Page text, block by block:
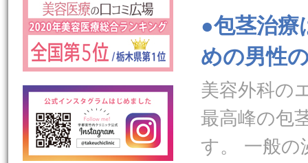
●包茎治
めの男性
美容外科の
最高峰の包
す。 一般の